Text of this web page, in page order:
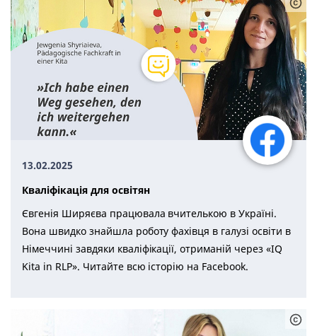
13.02.2025
Кваліфікація для освітян
Євгенія Ширяєва працювала вчителькою в Україні.
Вона швидко знайшла роботу фахівця в галузі освіти в
Німеччині завдяки кваліфікації, отриманій через «IQ
Kita in RLP». Читайте всю історію на Facebook.